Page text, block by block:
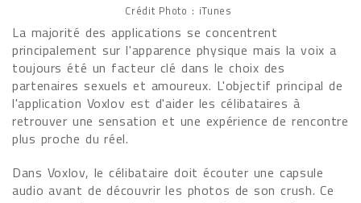
Crédit Photo : iTunes
La majorité des applications se concentrent
principalement sur l'apparence physique mais la voix a
toujours été un facteur clé dans le choix des
partenaires sexuels et amoureux. L'objectif principal de
l'application Voxlov est d'aider les célibataires à
retrouver une sensation et une expérience de rencontre
plus proche du réel.
Dans Voxlov, le célibataire doit écouter une capsule
audio avant de découvrir les photos de son crush. Ce